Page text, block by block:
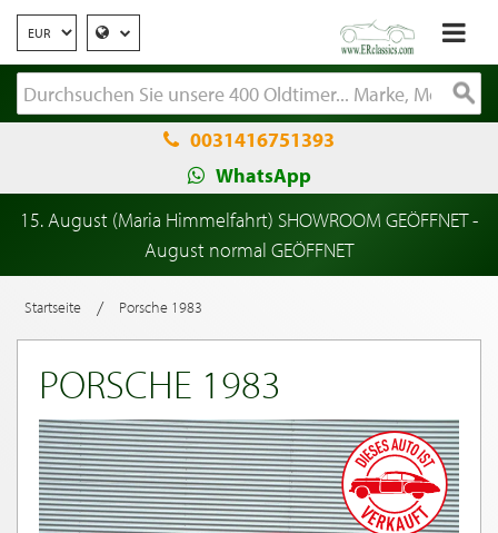
0031416751393
WhatsApp
15. August (Maria Himmelfahrt) SHOWROOM GEÖFFNET -
August normal GEÖFFNET
Startseite / Porsche 1983
PORSCHE 1983